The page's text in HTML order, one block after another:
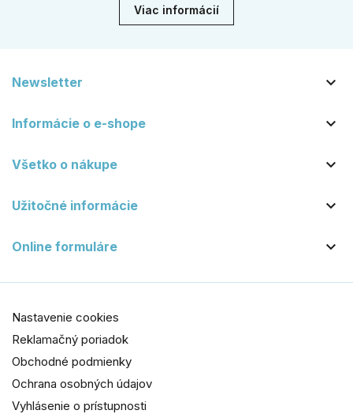
Viac informácií
Newsletter 
Informácie o e-shope 
Všetko o nákupe 
Užitočné informácie 
Online formuláre 
Nastavenie cookies
Reklamačný poriadok
Obchodné podmienky
Ochrana osobných údajov
Vyhlásenie o prístupnosti